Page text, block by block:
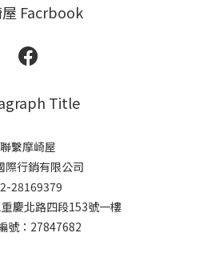
Facrbook
Title
聯繫摩崎屋
際行銷有限公司
28169379
慶北路四段153號一樓
號：27847682